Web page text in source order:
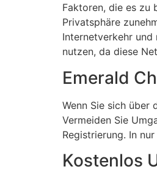
Faktoren, die es zu
Privatsphäre
Internetverkehr
nutzen, da diese
Emerald
Wenn Sie sich über
Vermeiden Sie
Registrierung. In
Kostenlos